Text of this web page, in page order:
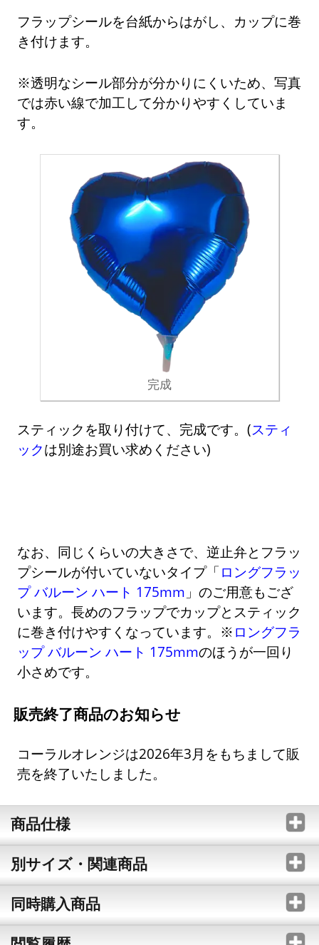
フラップシールを台紙からはがし、カップに巻
き付けます。
※透明なシール部分が分かりにくいため、写真
では赤い線で加工して分かりやすくしていま
す。
完成
スティックを取り付けて、完成です。(スティ
ックは別途お買い求めください)
なお、同じくらいの大きさで、逆止弁とフラッ
プシールが付いていないタイプ「 ロングフラッ
プ バルーン ハート 175mm 」のご用意もござ
います。長めのフラップでカップとスティック
に巻き付けやすくなっています。※ ロングフラ
ップ バルーン ハート 175mmのほうが一回り
小さめです。
販売終了商品のお知らせ
コーラルオレンジは2026年3月をもちまして販
売を終了いたしました。
商品仕様
別サイズ・関連商品
同時購入商品